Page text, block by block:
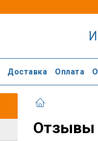
Доставка Оплата
Отзывы